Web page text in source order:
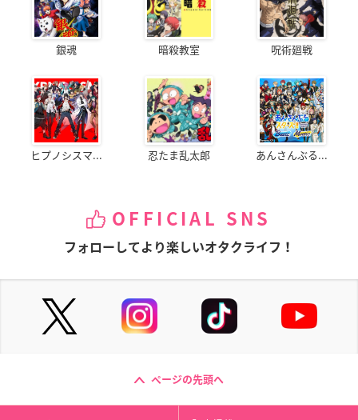
銀魂 暗殺教室 呪術廻戦
ヒプノシスマ... 忍たま乱太郎 あんさんぶる...
OFFICIAL SNS
フォローしてより楽しいオタクライフ！
ページの先頭へ